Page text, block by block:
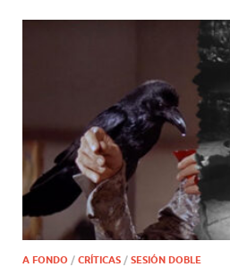
A FONDO / CRÍTICAS / SESIÓN DOBLE